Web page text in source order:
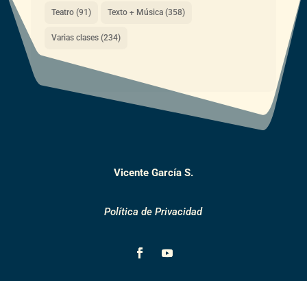
Teatro(91) Texto + Música(358)
Varias clases(234)
Vicente García S.
Política de Privacidad